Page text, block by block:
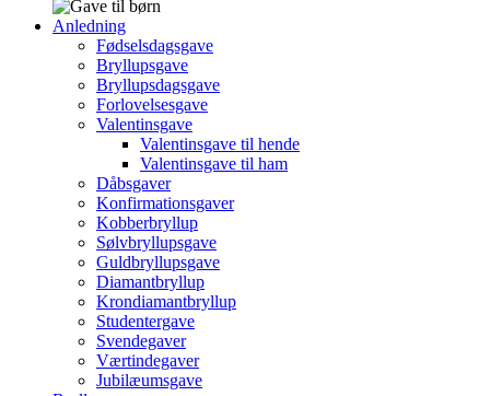
Anledning
Fødselsdagsgave
Bryllupsgave
Bryllupsdagsgave
Forlovelsesgave
Valentinsgave
Valentinsgave til hende
Valentinsgave til ham
Dåbsgaver
Konfirmationsgaver
Kobberbryllup
Sølvbryllupsgave
Guldbryllupsgave
Diamantbryllup
Krondiamantbryllup
Studentergave
Svendegaver
Værtindegaver
Jubilæumsgave